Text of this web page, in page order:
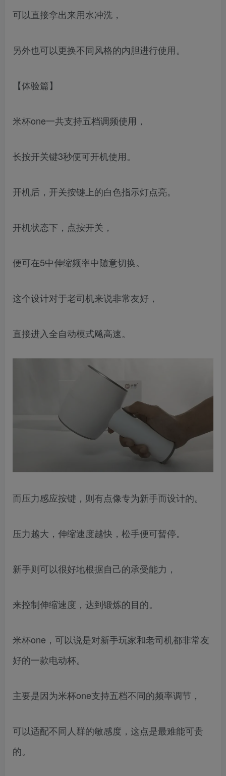
可以直接拿出来用水冲洗，
另外也可以更换不同风格的内胆进行使用。
【体验篇】
米杯one一共支持五档调频使用，
长按开关键3秒便可开机使用。
开机后，开关按键上的白色指示灯点亮。
开机状态下，点按开关，
便可在5中伸缩频率中随意切换。
这个设计对于老司机来说非常友好，
直接进入全自动模式飚高速。
而压力感应按键，则有点像专为新手而设计的。
压力越大，伸缩速度越快，松手便可暂停。
新手则可以很好地根据自己的承受能力，
来控制伸缩速度，达到锻炼的目的。
米杯one，可以说是对新手玩家和老司机都非常友
好的一款电动杯。
主要是因为米杯one支持五档不同的频率调节，
可以适配不同人群的敏感度，这点是最难能可贵
的。